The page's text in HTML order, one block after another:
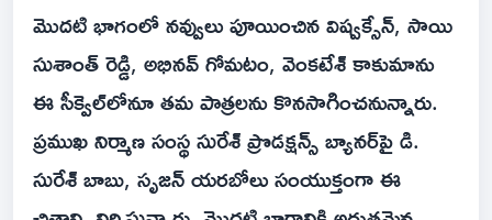
మొదటి భాగంలో నవ్వులు పూయించిన విష్వక్సేన్, సాయి
సుశాంత్ రెడ్డి, అభినవ్ గోమటం, వెంకటేశ్‌ కాకుమాను
ఈ సీక్వెల్‌లోనూ తమ పాత్రలను కొనసాగించనున్నారు.
ప్రముఖ నిర్మాణ సంస్థ సురేశ్‌ ప్రొడక్షన్స్ బ్యానర్‌పై డి.
సురేశ్‌ బాబు, సృజన్ యరబోలు సంయుక్తంగా ఈ